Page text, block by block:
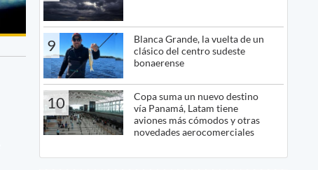
9
Blanca Grande, la vuelta de un
clásico del centro sudeste
bonaerense
10
Copa suma un nuevo destino
vía Panamá, Latam tiene
aviones más cómodos y otras
novedades aerocomerciales